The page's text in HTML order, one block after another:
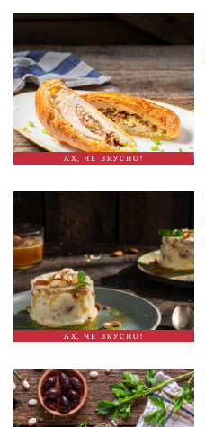
АХ, ЧЕ ВКУСНО!
АХ, ЧЕ ВКУСНО!